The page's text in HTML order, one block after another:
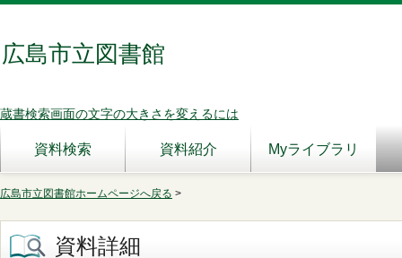
広島市立図書館
蔵書検索画面の文字の大きさを変えるには
資料検索 資料紹介 Myライブラリ
広島市立図書館ホームページへ戻る >
資料詳細